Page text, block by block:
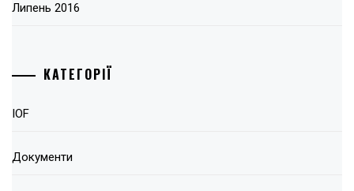
Липень 2016
КАТЕГОРІЇ
IOF
Документи